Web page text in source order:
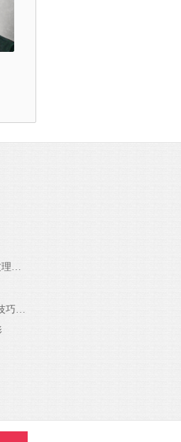
第6章 将canvas作为纹理，将动画作为纹理（二）
第8章：动画基础-网格模型旋转的常用技巧和方法